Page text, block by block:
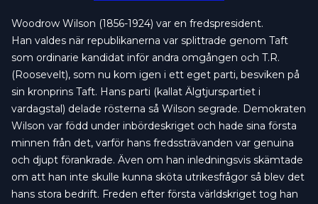
Woodrow Wilson (1856-1924) var en fredspresident.
Han valdes när republikanerna var splittrade genom Taft
som ordinarie kandidat inför andra omgången och T.R.
(Roosevelt), som nu kom igen i ett eget parti, besviken på
sin kronprins Taft. Hans parti (kallat Älgtjurspartiet i
vardagstal) delade rösterna så Wilson segrade. Demokraten
Wilson var född under inbördeskriget och hade sina första
minnen från det, varför hans fredssträvanden var genuina
och djupt förankrade. Även om han inledningsvis skämtade
om att han inte skulle kunna sköta utrikesfrågor så blev det
hans stora bedrift. Freden efter första världskriget tog han